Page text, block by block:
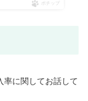
ポチップ
率に関してお話して